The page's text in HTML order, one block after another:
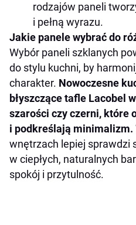
rodzajów paneli
i pełną wyrazu.
Jakie panele wybrać do
Wybór paneli szklanych
do stylu kuchni, by
charakter. Nowoczesne
błyszczące tafle Lacobel
szarości czy czerni, które
i podkreślają minimalizm.
wnętrzach lepiej sprawdzi
w ciepłych, naturalnych
spokój i przytulność.